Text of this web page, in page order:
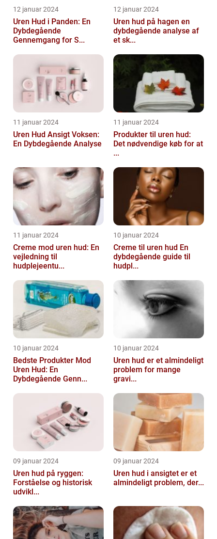
12 januar 2024
Uren Hud i Panden: En
Dybdegående
Gennemgang for S...
12 januar 2024
Uren hud på hagen en
dybdegående analyse af
et sk...
11 januar 2024
Uren Hud Ansigt Voksen:
En Dybdegående Analyse
11 januar 2024
Produkter til uren hud:
Det nødvendige køb for at
...
11 januar 2024
Creme mod uren hud: En
vejledning til
hudplejeentu...
10 januar 2024
Creme til uren hud En
dybdegående guide til
hudpl...
10 januar 2024
Bedste Produkter Mod
Uren Hud: En
Dybdegående Genn...
10 januar 2024
Uren hud er et almindeligt
problem for mange
gravi...
09 januar 2024
Uren hud på ryggen:
Forståelse og historisk
udvikl...
09 januar 2024
Uren hud i ansigtet er et
almindeligt problem, der...